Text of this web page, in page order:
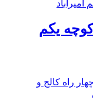
یکم